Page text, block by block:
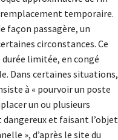
remplacement temporaire.
façon passagère, un
circonstances. Ce
limitée, en congé
Dans certaines situations,
à « pourvoir un poste
un ou plusieurs
et faisant l’objet
», d’après le site du